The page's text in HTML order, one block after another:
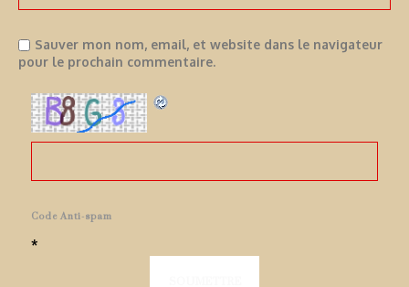
Sauver mon nom, email, et website dans le navigateur
pour le prochain commentaire.
Code Anti-spam
*